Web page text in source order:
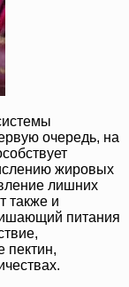
очередь, на
жировых
лишних
также и
питания
пектин,